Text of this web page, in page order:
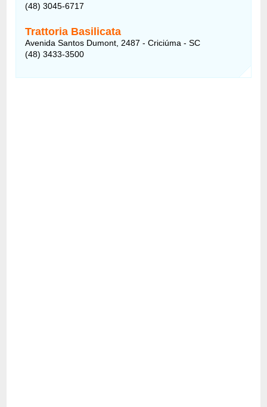
(48) 3045-6717
Trattoria Basilicata
Avenida Santos Dumont, 2487 - Criciúma - SC
(48) 3433-3500